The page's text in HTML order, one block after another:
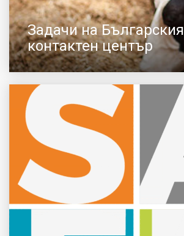
Задачи на Българския
контактен център